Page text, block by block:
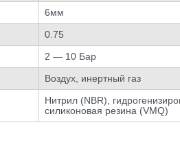
6мм
0.75
2 — 10 Бар
Воздух, инертный газ
Нитрил (NBR),
силиконовая резина (VMQ)